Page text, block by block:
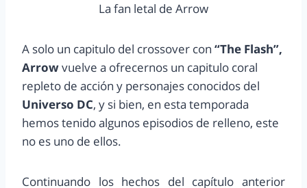
La fan letal de Arrow
A solo un capitulo del crossover con “The Flash”,
Arrowvuelve a ofrecernos un capitulo coral
repleto de acción y personajes conocidos del
Universo DC, y si bien, en esta temporada
hemos tenido algunos episodios de relleno, este
no es uno de ellos.
Continuando los hechos del capítulo anterior